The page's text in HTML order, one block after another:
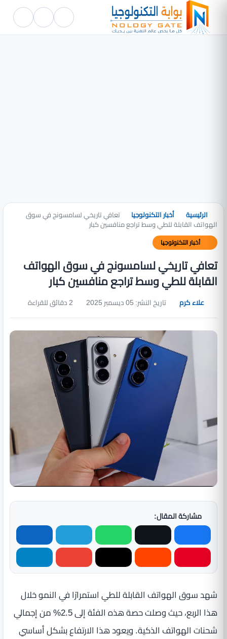
الرئيسية أخبار التكنولوجيا تعافي تاريخي لسامسونج في سوق
الهواتف القابلة للطي وسط تراجع منافسين كبار
أخبار التكنولوجيا
تعافي تاريخي لسامسونج في سوق الهواتف
القابلة للطي وسط تراجع منافسين كبار
علاء كرم تاريخ النشر: 05 ديسمبر 2025
مشاركة المقال:
شهد سوق الهواتف القابلة للطي استمرارًا في النمو خلال
هذا الربع، حيث وصلت حصة هذه الفئة إلى 2.5% من إجمالي
شحنات الهواتف الذكية. ويعود هذا الارتفاع بشكل أساسي